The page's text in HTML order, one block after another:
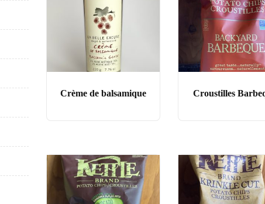
Crème de balsamique Croustilles